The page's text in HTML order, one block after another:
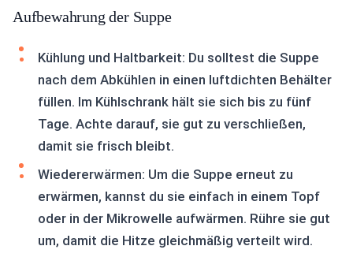
Aufbewahrung der Suppe
Kühlung und Haltbarkeit: Du solltest die Suppe
nach dem Abkühlen in einen luftdichten Behälter
füllen. Im Kühlschrank hält sie sich bis zu fünf
Tage. Achte darauf, sie gut zu verschließen,
damit sie frisch bleibt.
Wiedererwärmen: Um die Suppe erneut zu
erwärmen, kannst du sie einfach in einem Topf
oder in der Mikrowelle aufwärmen. Rühre sie gut
um, damit die Hitze gleichmäßig verteilt wird.